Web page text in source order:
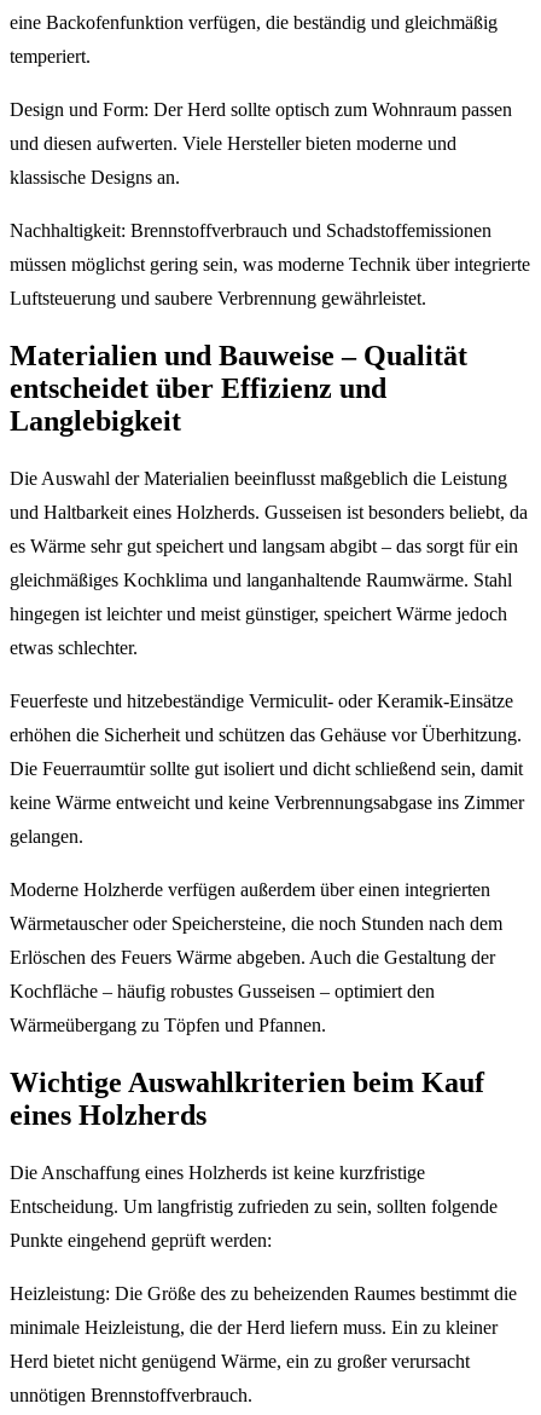
eine Backofenfunktion verfügen, die beständig und gleichmäßig
temperiert.
Design und Form: Der Herd sollte optisch zum Wohnraum passen
und diesen aufwerten. Viele Hersteller bieten moderne und
klassische Designs an.
Nachhaltigkeit: Brennstoffverbrauch und Schadstoffemissionen
müssen möglichst gering sein, was moderne Technik über integrierte
Luftsteuerung und saubere Verbrennung gewährleistet.
Materialien und Bauweise – Qualität
entscheidet über Effizienz und
Langlebigkeit
Die Auswahl der Materialien beeinflusst maßgeblich die Leistung
und Haltbarkeit eines Holzherds. Gusseisen ist besonders beliebt, da
es Wärme sehr gut speichert und langsam abgibt – das sorgt für ein
gleichmäßiges Kochklima und langanhaltende Raumwärme. Stahl
hingegen ist leichter und meist günstiger, speichert Wärme jedoch
etwas schlechter.
Feuerfeste und hitzebeständige Vermiculit- oder Keramik-Einsätze
erhöhen die Sicherheit und schützen das Gehäuse vor Überhitzung.
Die Feuerraumtür sollte gut isoliert und dicht schließend sein, damit
keine Wärme entweicht und keine Verbrennungsabgase ins Zimmer
gelangen.
Moderne Holzherde verfügen außerdem über einen integrierten
Wärmetauscher oder Speichersteine, die noch Stunden nach dem
Erlöschen des Feuers Wärme abgeben. Auch die Gestaltung der
Kochfläche – häufig robustes Gusseisen – optimiert den
Wärmeübergang zu Töpfen und Pfannen.
Wichtige Auswahlkriterien beim Kauf
eines Holzherds
Die Anschaffung eines Holzherds ist keine kurzfristige
Entscheidung. Um langfristig zufrieden zu sein, sollten folgende
Punkte eingehend geprüft werden:
Heizleistung: Die Größe des zu beheizenden Raumes bestimmt die
minimale Heizleistung, die der Herd liefern muss. Ein zu kleiner
Herd bietet nicht genügend Wärme, ein zu großer verursacht
unnötigen Brennstoffverbrauch.